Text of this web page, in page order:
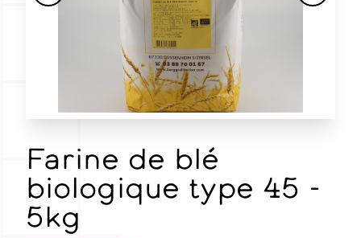
Farine de blé
biologique type 45 -
5kg